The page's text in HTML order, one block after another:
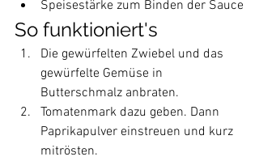
Speisestärke zum Binden der Sauce
So funktioniert's
Die gewürfelten Zwiebel und das
gewürfelte Gemüse in
Butterschmalz anbraten.
Tomatenmark dazu geben. Dann
Paprikapulver einstreuen und kurz
mitrösten.